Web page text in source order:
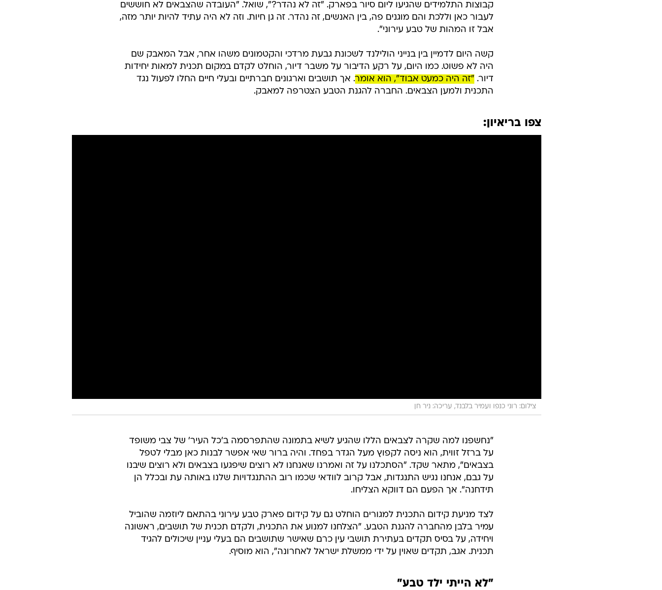
קבוצות התלמידים שהגיעו ליום סיור בפארק. "זה לא נהדר?", שואל. "העובדה שהצבאים לא חוששים
לעבור כאן וללכת והם מוגנים פה, בין האנשים, זה נהדר. זה גן חיות. וזה לא היה עתיד להיות יותר מזה,
אבל זו המהות של טבע עירוני".
קשה היום לדמיין בין בנייני הולילנד לשכונת גבעת מרדכי והקטמונים משהו אחר, אבל המאבק שם
היה לא פשוט. כמו היום, על רקע הדיבור על משבר דיור, הוחלט לקדם במקום תכנית למאות יחידות
דיור. "זה היה כמעט אבוד", הוא אומר. אך תושבים וארגונים חברתיים ובעלי חיים החלו לפעול נגד
התכנית ולמען הצבאים. החברה להגנת הטבע הצטרפה למאבק.
צפו בריאיון:
צילום: רוני כנפו ועמיר בלבנד, עריכה: ניר חן
"נחשפנו למה שקרה לצבאים הללו שהגיע לשיא בתמונה שהתפרסמה ב'כל העיר' של צבי משופד
על ברזל זווית, הוא ניסה לקפוץ מעל הגדר בפחד. והיה ברור שאי אפשר לבנות כאן מבלי לטפל
בצבאים", מתאר שקד. "הסתכלנו על זה ואמרנו שאנחנו לא רוצים שיפגעו בצבאים ולא רוצים שיבנו
על גבם, אנחנו נגיש התנגדות, אבל קרוב לוודאי שכמו רוב ההתנגדויות שלנו באותה עת ובכלל הן
תידחנה". אך הפעם הם דווקא הצליחו.
לצד מניעת קידום התכנית למגורים הוחלט גם על קידום פארק טבע עירוני בהתאם ליוזמה שהוביל
עמיר בלבן מהחברה להגנת הטבע. "הצלחנו למנוע את התכנית, ולקדם תכנית של תושבים, ראשונה
ויחידה, על בסיס תקדים בעתירת תושבי עין כרם שאישר שתושבים הם בעלי עניין שיכולים להגיד
תכנית. אגב, תקדים שאוין על ידי ממשלת ישראל לאחרונה", הוא מוסיף.
"לא הייתי ילד טבע"